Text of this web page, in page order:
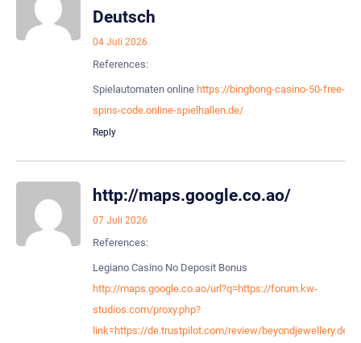
Deutsch
04 Juli 2026
References:
Spielautomaten online https://bingbong-casino-50-free-
spins-code.online-spielhallen.de/
Reply
http://maps.google.co.ao/
07 Juli 2026
References:
Legiano Casino No Deposit Bonus
http://maps.google.co.ao/url?q=https://forum.kw-
studios.com/proxy.php?
link=https://de.trustpilot.com/review/beyondjewellery.de